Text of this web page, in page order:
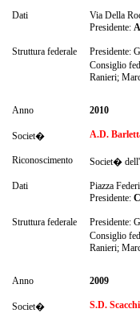
Dati
Via Della
Presidente:
Struttura federale
Presidente:
Consiglio
Ranieri;
Anno 2010
Societ� A.D.
Riconoscimento Societ�
Dati
Piazza
Presidente:
Struttura federale
Presidente:
Consiglio
Ranieri;
Anno 2009
Societ� S.D.